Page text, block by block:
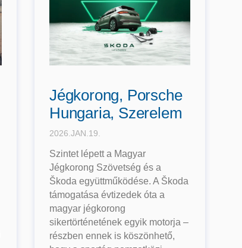
Jégkorong, Porsche
Hungaria, Szerelem
2026.JAN.19.
Szintet lépett a Magyar
Jégkorong Szövetség és a
Škoda együttműködése. A Škoda
támogatása évtizedek óta a
magyar jégkorong
sikertörténetének egyik motorja –
részben ennek is köszönhető,